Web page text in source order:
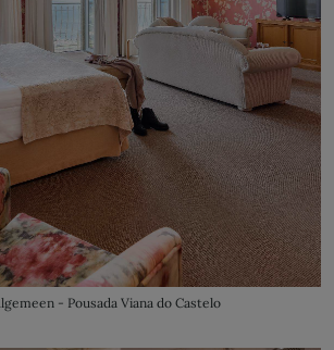
- Pousada Viana do Castelo